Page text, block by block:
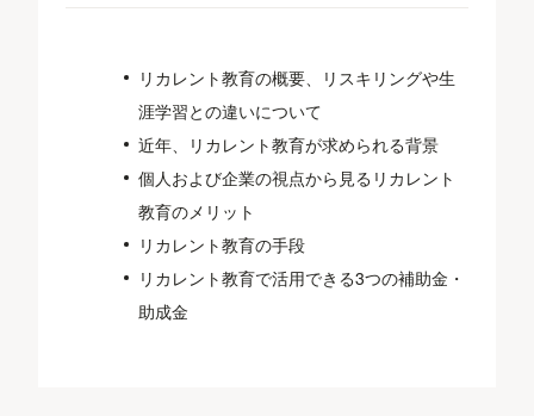
リカレント教育の概要、リスキリングや生
涯学習との違いについて
近年、リカレント教育が求められる背景
個人および企業の視点から見るリカレント
教育のメリット
リカレント教育の手段
リカレント教育で活用できる3つの補助金・
助成金